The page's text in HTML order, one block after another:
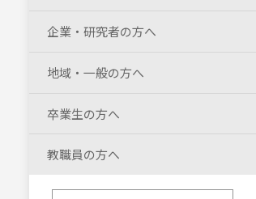
企業・研究者の方へ
地域・一般の方へ
卒業生の方へ
教職員の方へ